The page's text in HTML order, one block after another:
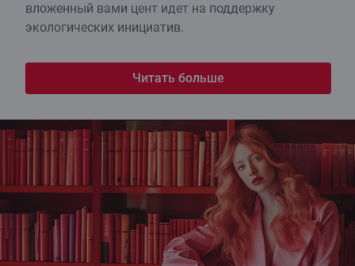
вложенный вами цент идет на поддержку
экологических инициатив.
Читать больше